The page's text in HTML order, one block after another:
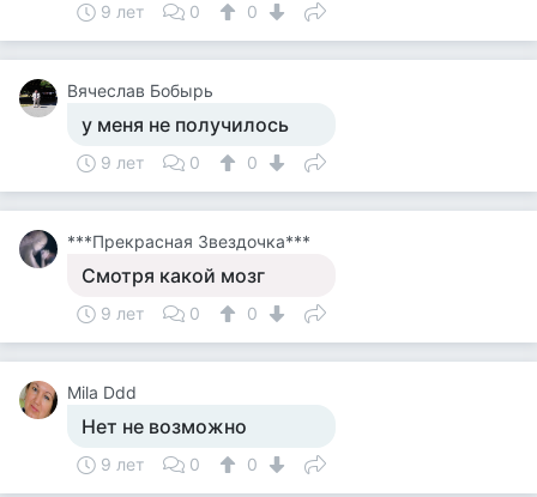
9 лет 0 0
Вячеслав Бобырь
у меня не получилось
9 лет 0 0
***Прекрасная Звездочка***
Смотря какой мозг
9 лет 0 0
Mila Ddd
Нет не возможно
9 лет 0 0